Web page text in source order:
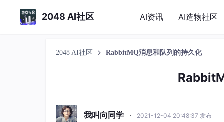
2048 AI社区 AI资讯 AI造物社区
2048 AI社区 RabbitMQ消息和队列的持久化
我叫向同学 · 2021-12-04 20:48:37 发布